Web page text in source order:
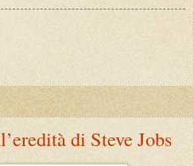
di Steve Jobs